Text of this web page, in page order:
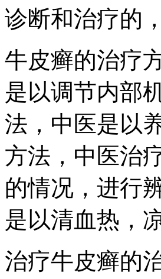
诊断和治疗的
牛皮癣的治疗
是以调节内部
法，中医是以
方法，中医治
的情况，进行
是以清血热，
治疗牛皮癣的